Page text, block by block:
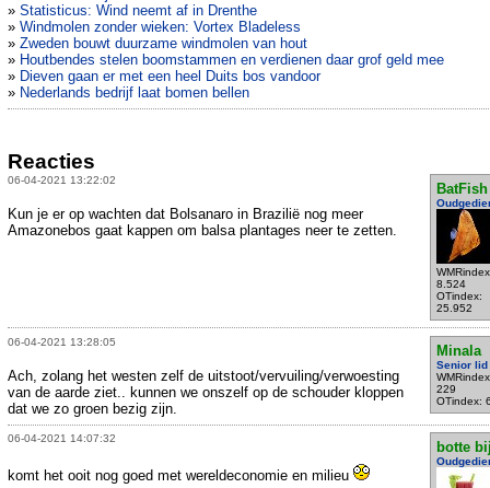
» Statisticus: Wind neemt af in Drenthe
» Windmolen zonder wieken: Vortex Bladeless
» Zweden bouwt duurzame windmolen van hout
» Houtbendes stelen boomstammen en verdienen daar grof geld mee
» Dieven gaan er met een heel Duits bos vandoor
» Nederlands bedrijf laat bomen bellen
Reacties
06-04-2021 13:22:02
BatFish
8.524
OTindex:
25.952
Kun je er op wachten dat Bolsanaro in Brazilië nog meer
Amazonebos gaat kappen om balsa plantages neer te zetten.
06-04-2021 13:28:05
Minala
Senior lid
229
OTindex:
Ach, zolang het westen zelf de uitstoot/vervuiling/verwoesting
van de aarde ziet.. kunnen we onszelf op de schouder kloppen
dat we zo groen bezig zijn.
06-04-2021 14:07:32
botte
komt het ooit nog goed met wereldeconomie en milieu